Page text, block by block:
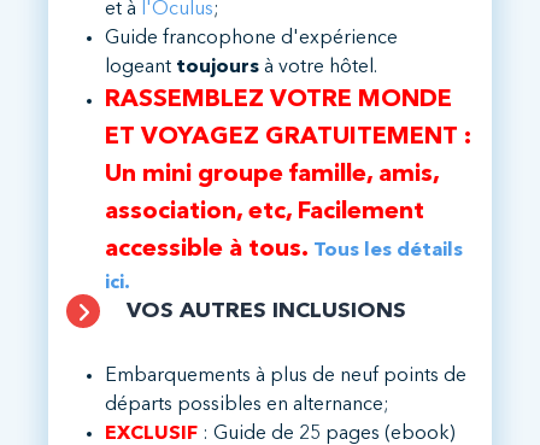
et à l'Oculus;
Guide francophone d'expérience
logeant toujours à votre hôtel.
RASSEMBLEZ VOTRE MONDE
ET VOYAGEZ GRATUITEMENT :
Un mini groupe famille, amis,
association, etc, Facilement
accessible à tous. Tous les détails
ici.
VOS AUTRES INCLUSIONS
Embarquements à plus de neuf points de
départs possibles en alternance;
EXCLUSIF : Guide de 25 pages (ebook)